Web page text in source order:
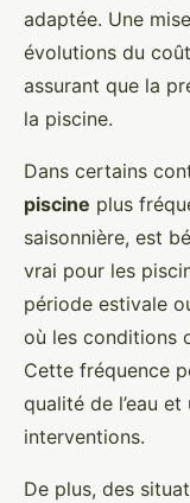
adaptée. Une
évolutions du
assurant que la
la piscine.
Dans certains
piscine plus
saisonnière, est
vrai pour les
période estivale
où les conditions
Cette fréquence
qualité de l’eau
interventions.
De plus, des